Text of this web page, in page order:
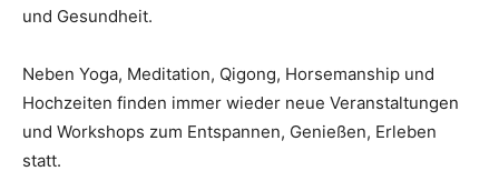
und Gesundheit.
Neben Yoga, Meditation, Qigong, Horsemanship und
Hochzeiten finden immer wieder neue Veranstaltungen
und Workshops zum Entspannen, Genießen, Erleben
statt.